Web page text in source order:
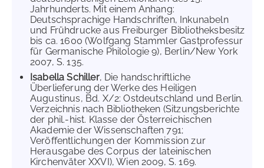
Jahrhunderts. Mit einem Anhang:
Deutschsprachige Handschriften, Inkunabeln
und Frühdrucke aus Freiburger Bibliotheksbesitz
bis ca. 1600 (Wolfgang Stammler Gastprofessur
für Germanische Philologie 9), Berlin/New York
2007, S. 135.
Isabella Schiller, Die handschriftliche
Überlieferung der Werke des Heiligen
Augustinus, Bd. X/2: Ostdeutschland und Berlin.
Verzeichnis nach Bibliotheken (Sitzungsberichte
der phil.-hist. Klasse der Österreichischen
Akademie der Wissenschaften 791;
Veröffentlichungen der Kommission zur
Herausgabe des Corpus der lateinischen
Kirchenväter XXVI), Wien 2009, S. 169.